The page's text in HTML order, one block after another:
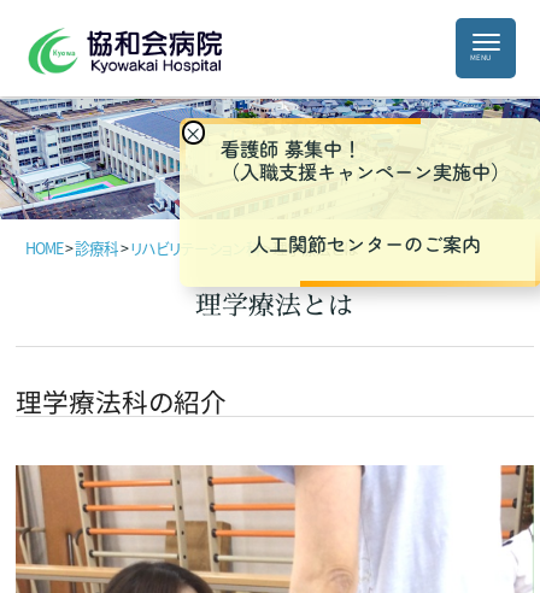
HOME>診療科>リハビリテーション科>理学療法とは
理学療法とは
理学療法科の紹介
×
看護師 募集中！
（入職支援キャンペーン実施中）
人工関節センターのご案内